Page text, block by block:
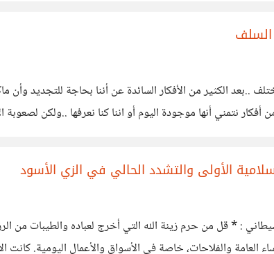
السلف
الكثير من الأفكار السائدة عن أننا بحاجة للتجديد وأن
أنها موجودة اليوم أو اننا كنا نعرفها ..ولكن لصعوبة
الأولى والتشدد الحالي في الزي الأسود
: * قل من حرم زينة الله التي أخرج لعباده والطيبات من
العامة والفلاحات، خاصة في الأسواق والأعمال اليومية. كانت